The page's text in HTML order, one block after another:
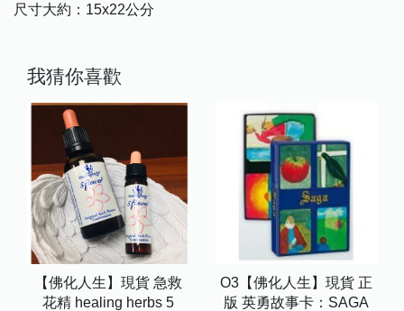
尺寸大約：15x22公分
我猜你喜歡
【佛化人生】現貨 急救
花精 healing herbs 5
O3【佛化人生】現貨 正
版 英勇故事卡：SAGA